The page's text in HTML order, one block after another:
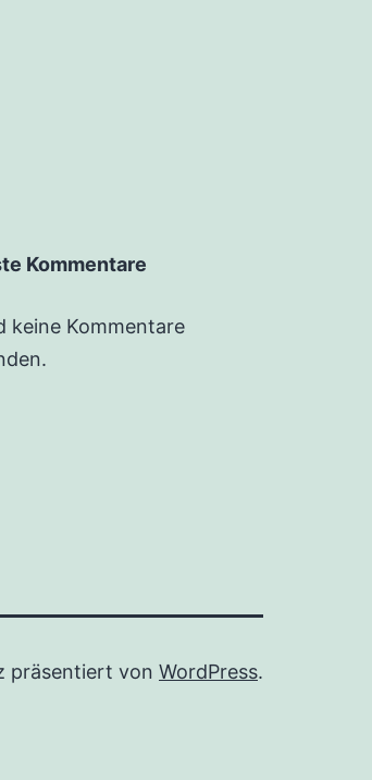
Kommentare
keine Kommentare
präsentiert von WordPress.